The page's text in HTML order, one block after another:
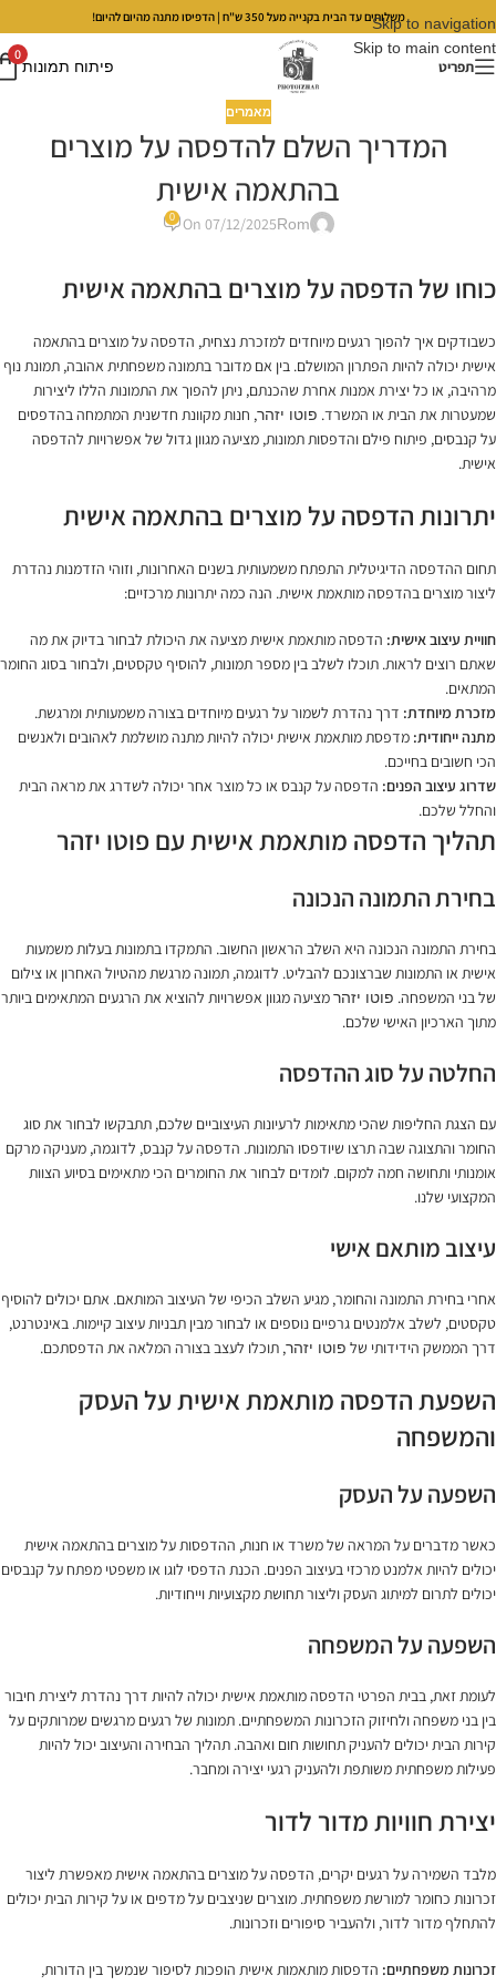
Skip to navigation
Skip to main content
משלוחים עד הבית בקנייה מעל 350 ש"ח | הדפיסו מתנה מהיום להיום!
תפריט פיתוח תמונות
0
מאמרים
המדריך השלם להדפסה על מוצרים
בהתאמה אישית
Rom
On 07/12/2025
0
כוחו של הדפסה על מוצרים בהתאמה אישית
כשבודקים איך להפוך רגעים מיוחדים למזכרת נצחית, הדפסה על מוצרים בהתאמה
אישית יכולה להיות הפתרון המושלם. בין אם מדובר בתמונה משפחתית אהובה, תמונת נוף
מרהיבה, או כל יצירת אמנות אחרת שהכנתם, ניתן להפוך את התמונות הללו ליצירות
שמעטרות את הבית או המשרד. פוטו יזהר, חנות מקוונת חדשנית המתמחה בהדפסים
על קנבסים, פיתוח פילם והדפסות תמונות, מציעה מגוון גדול של אפשרויות להדפסה
אישית.
יתרונות הדפסה על מוצרים בהתאמה אישית
תחום ההדפסה הדיגיטלית התפתח משמעותית בשנים האחרונות, וזוהי הזדמנות נהדרת
ליצור מוצרים בהדפסה מותאמת אישית. הנה כמה יתרונות מרכזיים:
חוויית עיצוב אישית: הדפסה מותאמת אישית מציעה את היכולת לבחור בדיוק את מה
שאתם רוצים לראות. תוכלו לשלב בין מספר תמונות, להוסיף טקסטים, ולבחור בסוג החומר
המתאים.
מזכרת מיוחדת: דרך נהדרת לשמור על רגעים מיוחדים בצורה משמעותית ומרגשת.
מתנה ייחודית: מדפסת מותאמת אישית יכולה להיות מתנה מושלמת לאהובים ולאנשים
הכי חשובים בחייכם.
שדרוג עיצוב הפנים: הדפסה על קנבס או כל מוצר אחר יכולה לשדרג את מראה הבית
והחלל שלכם.
תהליך הדפסה מותאמת אישית עם פוטו יזהר
בחירת התמונה הנכונה
בחירת התמונה הנכונה היא השלב הראשון החשוב. התמקדו בתמונות בעלות משמעות
אישית או התמונות שברצונכם להבליט. לדוגמה, תמונה מרגשת מהטיול האחרון או צילום
של בני המשפחה. פוטו יזהרמציעה מגוון אפשרויות להוציא את הרגעים המתאימים ביותר
מתוך הארכיון האישי שלכם.
החלטה על סוג ההדפסה
עם הצגת החליפות שהכי מתאימות לרעיונות העיצוביים שלכם, תתבקשו לבחור את סוג
החומר והתצוגה שבה תרצו שיודפסו התמונות. הדפסה על קנבס, לדוגמה, מעניקה מרקם
אומנותי ותחושה חמה למקום. לומדים לבחור את החומרים הכי מתאימים בסיוע הצוות
המקצועי שלנו.
עיצוב מותאם אישי
אחרי בחירת התמונה והחומר, מגיע השלב הכיפי של העיצוב המותאם. אתם יכולים להוסיף
טקסטים, לשלב אלמנטים גרפיים נוספים או לבחור מבין תבניות עיצוב קיימות. באינטרנט,
דרך הממשק הידידותי של פוטו יזהר, תוכלו לעצב בצורה המלאה את הדפסתכם.
השפעת הדפסה מותאמת אישית על העסק
והמשפחה
השפעה על העסק
כאשר מדברים על המראה של משרד או חנות, ההדפסות על מוצרים בהתאמה אישית
יכולים להיות אלמנט מרכזי בעיצוב הפנים. הכנת הדפסי לוגו או משפטי מפתח על קנבסים
יכולים לתרום למיתוג העסק וליצור תחושת מקצועיות וייחודיות.
השפעה על המשפחה
לעומת זאת, בבית הפרטי הדפסה מותאמת אישית יכולה להיות דרך נהדרת ליצירת חיבור
בין בני משפחה ולחיזוק הזכרונות המשפחתיים. תמונות של רגעים מרגשים שמרותקים על
קירות הבית יכולים להעניק תחושות חום ואהבה. תהליך הבחירה והעיצוב יכול להיות
פעילות משפחתית משותפת ולהעניק רגעי יצירה ומחבר.
יצירת חוויות מדור לדור
מלבד השמירה על רגעים יקרים, הדפסה על מוצרים בהתאמה אישית מאפשרת ליצור
זכרונות כחומר למורשת משפחתית. מוצרים שניצבים על מדפים או על קירות הבית יכולים
להתחלף מדור לדור, ולהעביר סיפורים וזכרונות.
זכרונות משפחתיים: הדפסות מותאמות אישית הופכות לסיפור שנמשך בין הדורות,